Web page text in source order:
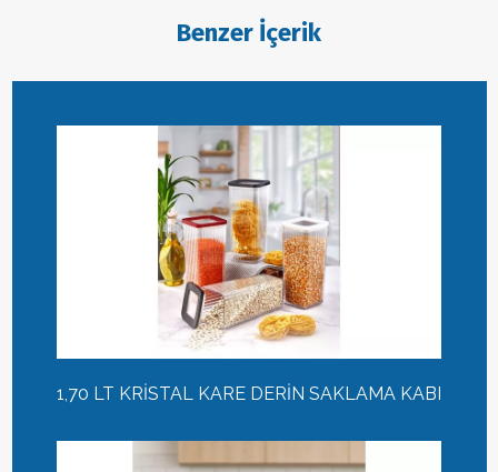
Benzer İçerik
1,70 LT KRİSTAL KARE DERİN SAKLAMA KABI